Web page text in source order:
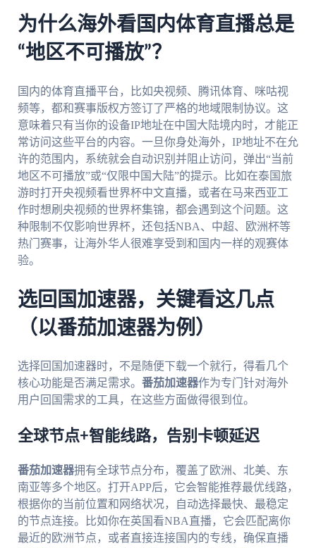
为什么海外看国内体育直播总是
“地区不可播放”？
国内的体育直播平台，比如央视频、腾讯体育、咪咕视
频等，都和赛事版权方签订了严格的地域限制协议。这
意味着只有当你的设备IP地址在中国大陆境内时，才能正
常访问这些平台的内容。一旦你身处海外，IP地址不在允
许的范围内，系统就会自动识别并阻止访问，弹出“当前
地区不可播放”或“仅限中国大陆”的提示。比如在泰国旅
游时打开央视频看世界杯中文直播，或者在马来西亚工
作时想刷央视频的世界杯集锦，都会遇到这个问题。这
种限制不仅影响世界杯，还包括NBA、中超、欧洲杯等
热门赛事，让海外华人很难享受到和国内一样的观赛体
验。
选回国加速器，关键看这几点
（以番茄加速器为例）
选择回国加速器时，不是随便下载一个就行，得看几个
核心功能是否满足需求。 番茄加速器作为专门针对海外
用户回国需求的工具，在这些方面做得很到位。
全球节点+智能线路，告别卡顿延迟
番茄加速器拥有全球节点分布，覆盖了欧洲、北美、东
南亚等多个地区。打开APP后，它会智能推荐最优线路，
根据你的当前位置和网络状况，自动选择最快、最稳定
的节点连接。比如你在英国看NBA直播，它会匹配离你
最近的欧洲节点，或者直接连接国内的专线，确保直播